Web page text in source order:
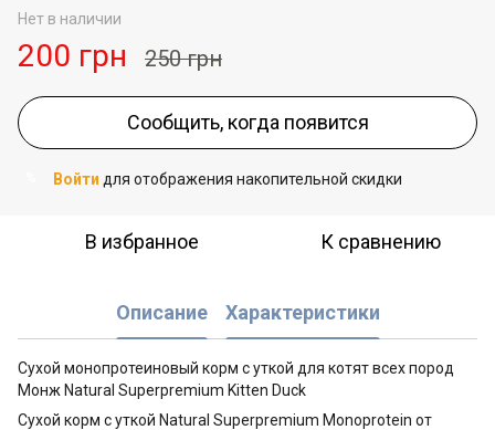
Нет в наличии
200 грн 250 грн
Сообщить, когда появится
Войти для отображения накопительной скидки
В избранное К сравнению
Описание Характеристики
Сухой монопротеиновый корм с уткой для котят всех пород
Монж Natural Superpremium Kitten Duck
Сухой корм с уткой Natural Superpremium Monoprotein от